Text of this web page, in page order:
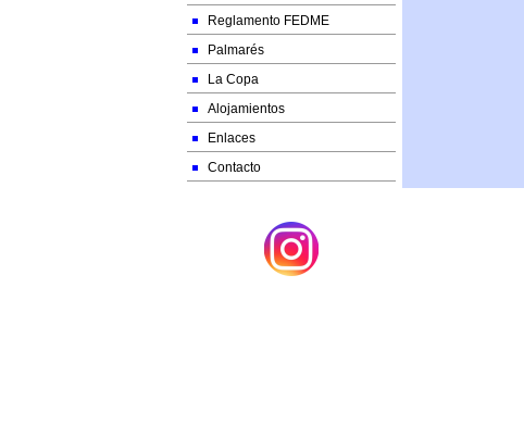
Reglamento FEDME
Palmarés
La Copa
Alojamientos
Enlaces
Contacto